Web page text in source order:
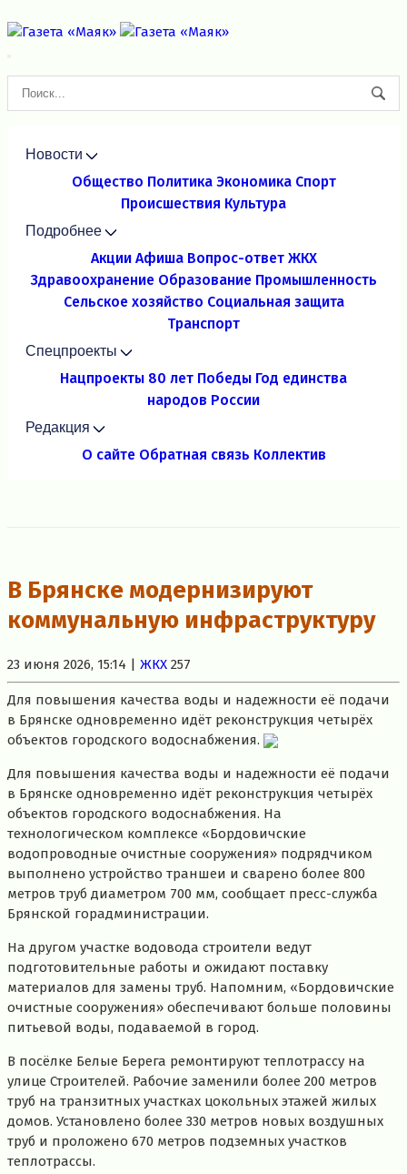
Новости
Общество Политика Экономика Спорт
Происшествия Культура
Подробнее
Акции Афиша Вопрос-ответ ЖКХ
Здравоохранение Образование Промышленность
Сельское хозяйство Социальная защита
Транспорт
Спецпроекты
Нацпроекты 80 лет Победы Год единства
народов России
Редакция
О сайте Обратная связь Коллектив
В Брянске модернизируют
коммунальную инфраструктуру
23 июня 2026, 15:14 | ЖКХ 257
Для повышения качества воды и надежности её подачи
в Брянске одновременно идёт реконструкция четырёх
объектов городского водоснабжения.
Для повышения качества воды и надежности её подачи
в Брянске одновременно идёт реконструкция четырёх
объектов городского водоснабжения. На
технологическом комплексе «Бордовичские
водопроводные очистные сооружения» подрядчиком
выполнено устройство траншеи и сварено более 800
метров труб диаметром 700 мм, сообщает пресс-служба
Брянской горадминистрации.
На другом участке водовода строители ведут
подготовительные работы и ожидают поставку
материалов для замены труб. Напомним, «Бордовичские
очистные сооружения» обеспечивают больше половины
питьевой воды, подаваемой в город.
В посёлке Белые Берега ремонтируют теплотрассу на
улице Строителей. Рабочие заменили более 200 метров
труб на транзитных участках цокольных этажей жилых
домов. Установлено более 330 метров новых воздушных
труб и проложено 670 метров подземных участков
теплотрассы.